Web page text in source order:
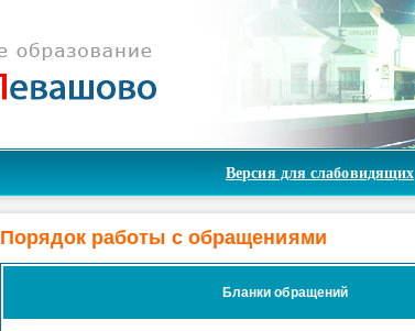
Версия для слабовидящих
Порядок работы с обращениями
Бланки обращений